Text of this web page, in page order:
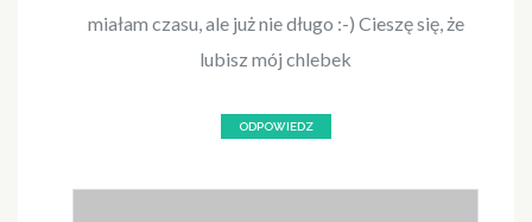
miałam czasu, ale już nie długo :-) Cieszę się, że
lubisz mój chlebek
ODPOWIEDZ